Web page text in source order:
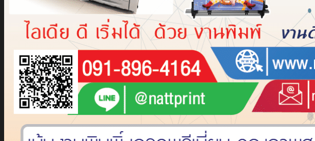
สติ๊กเกอร์ติดรถตู้
สติ๊กเกอร์ติดชั้นวางของ
งานพิมพ์ค้นหาบ่อย
ร้านพิมพ์สติกเกอร์
รับสั่งทำสติ๊กเกอร์
ร้านปริ้นสติกเกอร์
ร้านตัดสติ๊กเกอร์
ร้านรับทำสติ๊กเกอร์
สติ๊กเกอร์ติดกล่องอาหาร
สติ๊กเกอร์โฆษณาติดกระจก